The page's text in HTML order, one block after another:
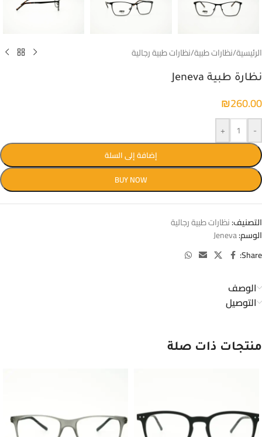
الرئيسية/نظارات طبية/نظارات طبية رجالية
نظارة طبية Jeneva
₪260.00
-
+
إضافة إلى السلة
BUY NOW
التصنيف:نظارات طبية رجالية
الوسم:Jeneva
Share:
الوصف
التوصيل
منتجات ذات صلة